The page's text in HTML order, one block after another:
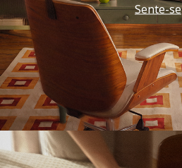
Sente-se